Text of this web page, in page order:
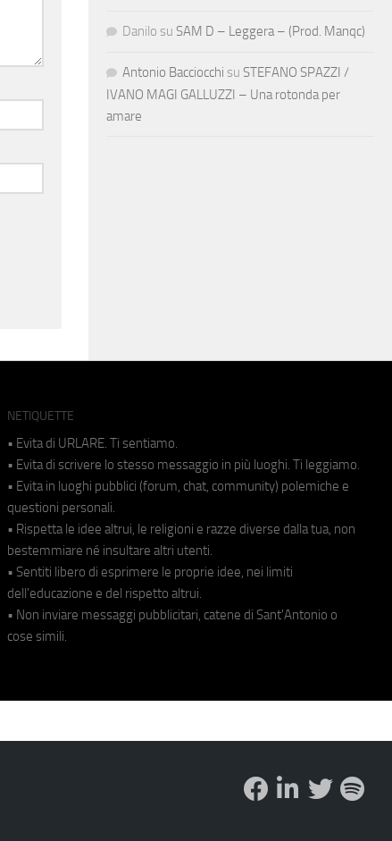
Danilo su SAM D – Leggera – (Prod. Manqc)
Antonio Bacciocchi su STEFANO SPAZZI /
IVANO MAGI GALLUZZI – Una rotonda per
amare
NETIQUETTE
• Evita di URLARE. Ti sentiamo.
• Evita di scrivere lo stesso messaggio in più luoghi. Ti leggiamo.
• Evita in luoghi pubblici (forum, chat, community) polemiche e
questioni personali.
• Rispetta le idee altrui, le religioni e razze diverse dalla tua, non
bestemmiare né insultare altri utenti.
• Sentiti libero di esprimere le proprie idee, nei limiti
dell'educazione e del rispetto altrui.
• Non inviare messaggi pubblicitari, catene di Sant'Antonio o
cose simili.